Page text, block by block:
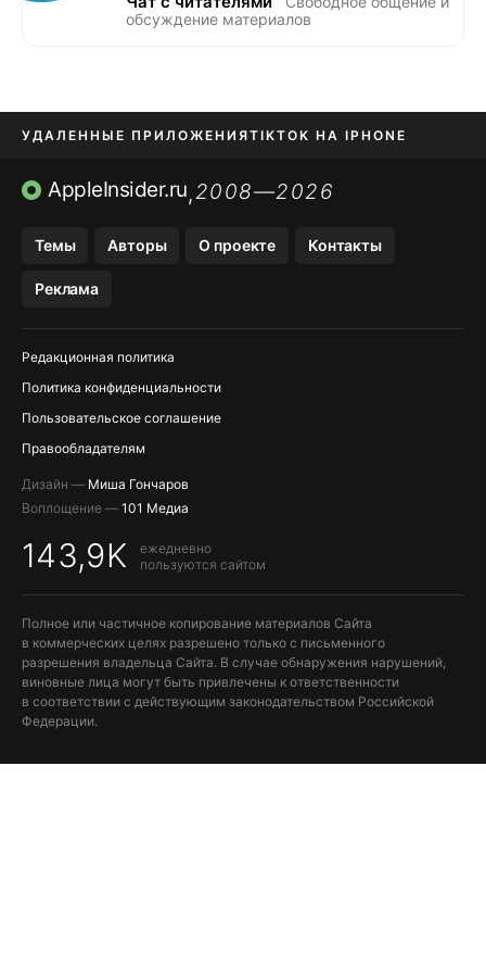
обсуждение материалов
УДАЛЕННЫЕ ПРИЛОЖЕНИЯTIKTOK НА IPHONE
ПРИЛОЖЕНИЯ БЕЗ APP STORE
AppleInsider.ru,2008—2026
Темы Авторы О проекте Контакты
Реклама
Редакционная политика
Политика конфиденциальности
Пользовательское соглашение
Правообладателям
Дизайн — Миша Гончаров
Воплощение — 101 Медиа
143,9K
ежедневно
пользуются сайтом
Полное или частичное копирование материалов Сайта
в коммерческих целях разрешено только с письменного
разрешения владельца Сайта. В случае обнаружения нарушений,
виновные лица могут быть привлечены к ответственности
в соответствии с действующим законодательством Российской
Федерации.